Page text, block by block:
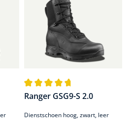
4.8 van 5 sterren
Gemiddelde waardering van
Ranger GSG9-S 2.0
Dienstschoen hoog, zwart, leer